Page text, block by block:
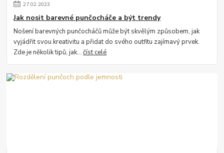
27.02.2023
Jak nosit barevné punčocháče a být trendy
Nošení barevných punčocháčů může být skvělým způsobem, jak
vyjádřit svou kreativitu a přidat do svého outfitu zajímavý prvek.
Zde je několik tipů, jak...číst celé